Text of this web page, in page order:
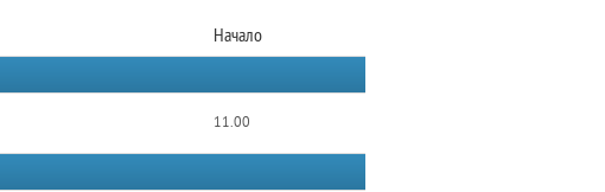
Начало
11.00